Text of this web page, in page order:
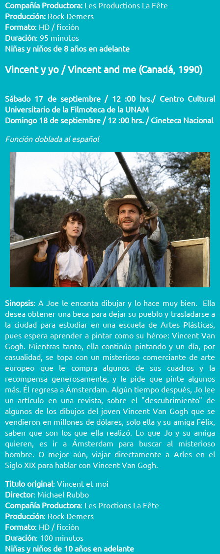
Compañía Productora: Les Productions La Fête
Producción: Rock Demers
Formato: HD / ficción
Duración: 95 minutos
Niñas y niños de 8 años en adelante
Vincent y yo / Vincent and me (Canadá, 1990)
Sábado 17 de septiembre / 12 :00 hrs./ Centro Cultural
Universitario de la Filmoteca de la UNAM
Domingo 18 de septiembre / 12 :00 hrs. / Cineteca Nacional
Función doblada al español
Sinopsis: A Joe le encanta dibujar y lo hace muy bien. Ella
desea obtener una beca para dejar su pueblo y trasladarse a
la ciudad para estudiar en una escuela de Artes Plásticas,
pues espera aprender a pintar como su héroe: Vincent Van
Gogh. Mientras tanto, ella continúa pintando y un día, por
casualidad, se topa con un misterioso comerciante de arte
europeo que le compra algunos de sus cuadros y la
recompensa generosamente, y le pide que pinte algunos
más. Él regresa a Ámsterdam. Algún tiempo después, Jo lee
un artículo en una revista, sobre el "descubrimiento" de
algunos de los dibujos del joven Vincent Van Gogh que se
vendieron en millones de dólares, solo ella y su amiga Félix,
saben que son los que ella realizó. Lo que Jo y su amiga
quieren, es ir a Ámsterdam para buscar al misterioso
hombre. O mejor aún, viajar directamente a Arles en el
Siglo XIX para hablar con Vincent Van Gogh.
Titulo original: Vincent et moi
Director: Michael Rubbo
Compañía Productora: Les Proctions La Fête
Producción: Rock Demers
Formato: HD / ficción
Duración: 100 minutos
Niñas y niños de 10 años en adelante